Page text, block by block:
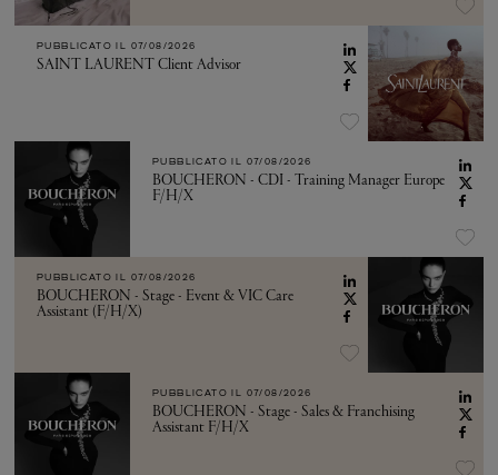
PUBBLICATO IL 07/08/2026
SAINT LAURENT Client Advisor
PUBBLICATO IL 07/08/2026
BOUCHERON - CDI - Training Manager Europe
F/H/X
PUBBLICATO IL 07/08/2026
BOUCHERON - Stage - Event & VIC Care
Assistant (F/H/X)
PUBBLICATO IL 07/08/2026
BOUCHERON - Stage - Sales & Franchising
Assistant F/H/X